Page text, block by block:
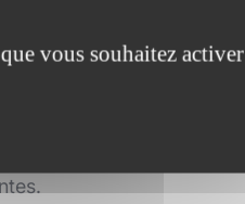
plus
vous souhaitez activer